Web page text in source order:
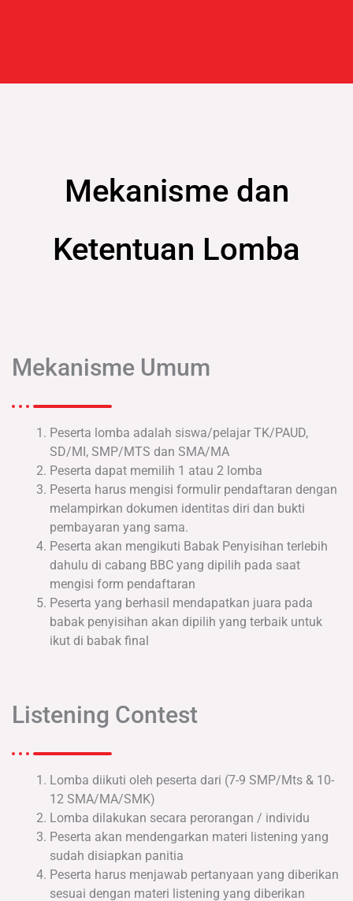
Mekanisme dan
Ketentuan Lomba
Mekanisme Umum
Peserta lomba adalah siswa/pelajar TK/PAUD,
SD/MI, SMP/MTS dan SMA/MA
Peserta dapat memilih 1 atau 2 lomba
Peserta harus mengisi formulir pendaftaran dengan
melampirkan dokumen identitas diri dan bukti
pembayaran yang sama.
Peserta akan mengikuti Babak Penyisihan terlebih
dahulu di cabang BBC yang dipilih pada saat
mengisi form pendaftaran
Peserta yang berhasil mendapatkan juara pada
babak penyisihan akan dipilih yang terbaik untuk
ikut di babak final
Listening Contest
Lomba diikuti oleh peserta dari (7-9 SMP/Mts & 10-
12 SMA/MA/SMK)
Lomba dilakukan secara perorangan / individu
Peserta akan mendengarkan materi listening yang
sudah disiapkan panitia
Peserta harus menjawab pertanyaan yang diberikan
sesuai dengan materi listening yang diberikan